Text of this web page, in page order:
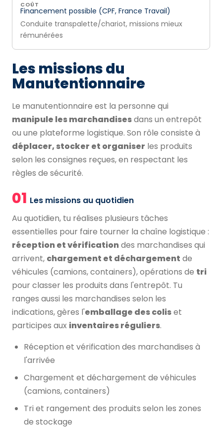
COÛT
Financement possible (CPF, France Travail)
Conduite transpalette/chariot, missions mieux
rémunérées
Les missions du
Manutentionnaire
Le manutentionnaire est la personne qui
manipule les marchandisesdans un entrepôt
ou une plateforme logistique. Son rôle consiste à
déplacer, stocker et organiser les produits
selon les consignes reçues, en respectant les
règles de sécurité.
01 Les missions au quotidien
Au quotidien, tu réalises plusieurs tâches
essentielles pour faire tourner la chaîne logistique :
réception et vérificationdes marchandises qui
arrivent, chargement et déchargement de
véhicules (camions, containers), opérations de tri
pour classer les produits dans l'entrepôt. Tu
ranges aussi les marchandises selon les
indications, gères l'emballage des coliset
participes aux inventaires réguliers.
Réception et vérification des marchandises à
l'arrivée
Chargement et déchargement de véhicules
(camions, containers)
Tri et rangement des produits selon les zones
de stockage